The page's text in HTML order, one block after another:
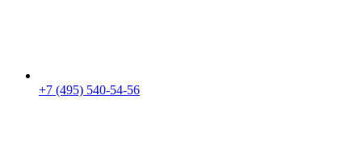
+7 (495) 540-54-56